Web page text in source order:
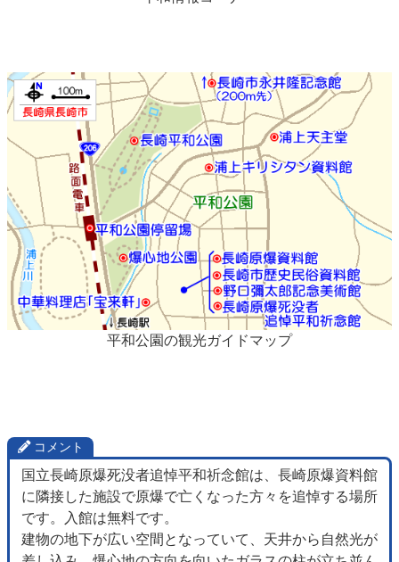
平和公園の観光ガイドマップ
コメント
国立長崎原爆死没者追悼平和祈念館は、長崎原爆資料館
に隣接した施設で原爆で亡くなった方々を追悼する場所
です。入館は無料です。
建物の地下が広い空間となっていて、天井から自然光が